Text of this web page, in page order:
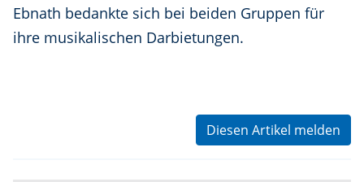
Ebnath bedankte sich bei beiden Gruppen für
ihre musikalischen Darbietungen.
Diesen Artikel melden